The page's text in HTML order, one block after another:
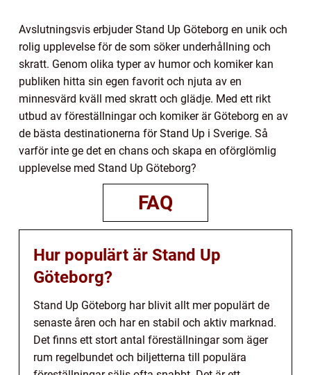
Avslutningsvis erbjuder Stand Up Göteborg en unik och
rolig upplevelse för de som söker underhållning och
skratt. Genom olika typer av humor och komiker kan
publiken hitta sin egen favorit och njuta av en
minnesvärd kväll med skratt och glädje. Med ett rikt
utbud av föreställningar och komiker är Göteborg en av
de bästa destinationerna för Stand Up i Sverige. Så
varför inte ge det en chans och skapa en oförglömlig
upplevelse med Stand Up Göteborg?
FAQ
Hur populärt är Stand Up
Göteborg?
Stand Up Göteborg har blivit allt mer populärt de
senaste åren och har en stabil och aktiv marknad.
Det finns ett stort antal föreställningar som äger
rum regelbundet och biljetterna till populära